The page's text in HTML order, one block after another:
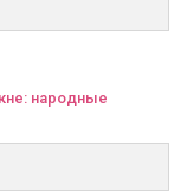
народные